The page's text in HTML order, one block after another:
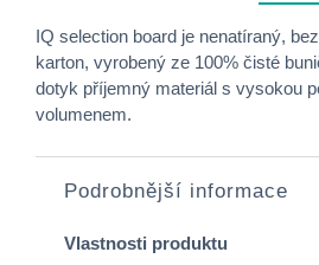
IQ selection board je nenatíraný,
karton, vyrobený ze 100% čisté
dotyk příjemný materiál s vysokou
volumenem.
Podrobnější informace
Vlastnosti produktu